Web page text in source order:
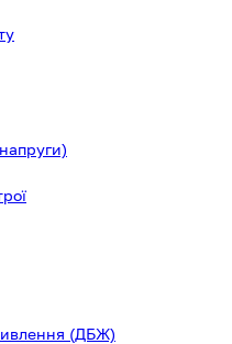
(ДБЖ)